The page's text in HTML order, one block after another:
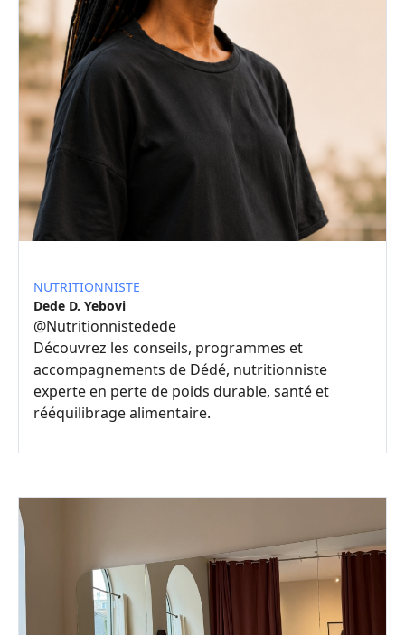
NUTRITIONNISTE
Dede D. Yebovi
@Nutritionnistedede
Découvrez les conseils, programmes et
accompagnements de Dédé, nutritionniste
experte en perte de poids durable, santé et
rééquilibrage alimentaire.